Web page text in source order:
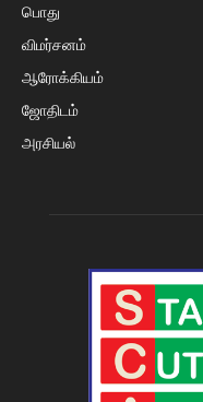
பொது
விமர்சனம்
ஆரோக்கியம்
ஜோதிடம்
அரசியல்